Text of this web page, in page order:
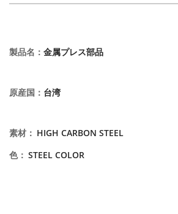
製品名 ： 金属プレス部品
原産国 ： 台湾
素材 ： HIGH CARBON STEEL
色： STEEL COLOR